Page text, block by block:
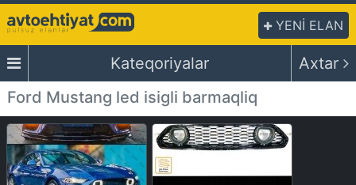
YENİ ELAN
Kateqoriyalar
Axtar
Ford Mustang led isigli barmaqliq